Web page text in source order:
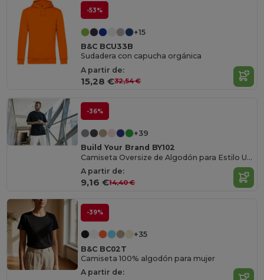
-53%
+15
B&C BCU33B
Sudadera con capucha orgánica
A partir de:
15,28 €32,54 €
-36%
+39
Build Your Brand BY102
Camiseta Oversize de Algodón para Estilo Urbano
A partir de:
9,16 €14,40 €
-39%
+35
B&C BC02T
Camiseta 100% algodón para mujer
A partir de: